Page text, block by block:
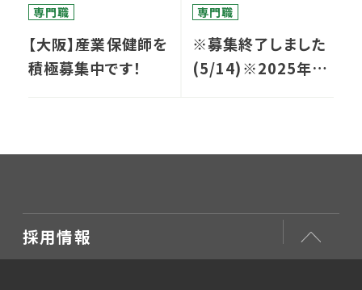
専門職
【大阪】産業保健師を
積極募集中です！
専門職
※募集終了しました
(5/14)※2025年夏
採用情報